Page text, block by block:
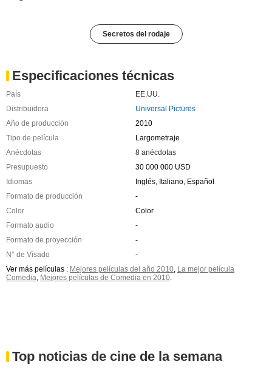
Secretos del rodaje
Especificaciones técnicas
País
EE.UU.
Distribuidora
Universal Pictures
Año de producción
2010
Tipo de película
Largometraje
Anécdotas
8 anécdotas
Presupuesto
30 000 000 USD
Idiomas
Inglés, Italiano, Español
Formato de producción
-
Color
Color
Formato audio
-
Formato de proyección
-
N° de Visado
-
Ver más películas : Mejores películas del año 2010 La mejor película
Comedia Mejores películas de Comedia en 2010
Top noticias de cine de la semana